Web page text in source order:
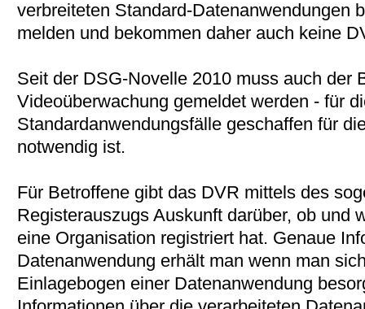
verbreiteten Standard-Datenanwendungen
melden und bekommen daher auch keine
Seit der DSG-Novelle 2010 muss auch der
Videoüberwachung gemeldet werden - für
Standardanwendungsfälle geschaffen für
notwendig ist.
Für Betroffene gibt das DVR mittels des
Registerauszugs Auskunft darüber, ob und
eine Organisation registriert hat. Genaue
Datenanwendung erhält man wenn man
Einlagebogen einer Datenanwendung